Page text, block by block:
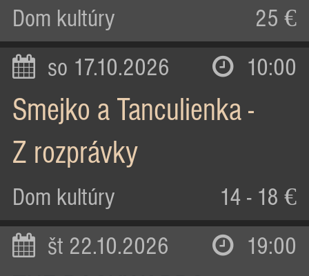
Dom kultúry 25 €
so 17.10.2026 10:00
Smejko a Tanculienka -
Z rozprávky
Dom kultúry 14 - 18 €
št 22.10.2026 19:00